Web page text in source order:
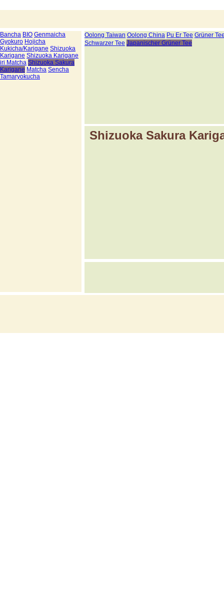
Bancha BIO Genmaicha
Gyokuro Hojicha
Kukicha/Karigane Shizuoka
Karigane Shizuoka Karigane
iri Matcha Shizuoka Sakura
Karigane Matcha Sencha
Tamaryokucha
Oolong Taiwan Oolong China Pu Er Tee Grüner
Schwarzer Tee Japanischer Grüner Tee
Shizuoka Sakura